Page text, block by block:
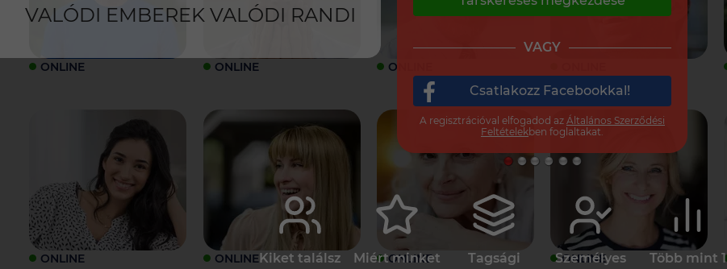
VALÓDI EMBEREK VALÓDI RANDI
ONLINE ONLINE ONLINE
ONLINE ONLINE ONLINE ONLINE
Kiket találsz
Miért minket
Tagsági
Személyes
Több mint 1
VAGY
Csatlakozz Facebookkal!
A regisztrációval elfogadod az Általános Szerződési
Feltételekben foglaltakat.